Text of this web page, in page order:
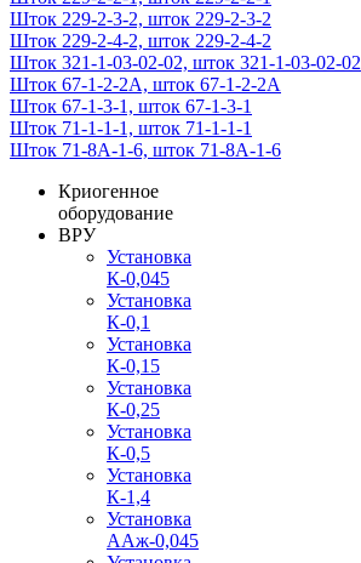
Шток 229-2-3-2, шток 229-2-3-2
Шток 229-2-4-2, шток 229-2-4-2
Шток 321-1-03-02-02, шток 321-1-03-02-02
Шток 67-1-2-2А, шток 67-1-2-2А
Шток 67-1-3-1, шток 67-1-3-1
Шток 71-1-1-1, шток 71-1-1-1
Шток 71-8А-1-6, шток 71-8А-1-6
Криогенное
оборудование
ВРУ
Установка
К-0,045
Установка
К-0,1
Установка
К-0,15
Установка
К-0,25
Установка
К-0,5
Установка
К-1,4
Установка
ААж-0,045